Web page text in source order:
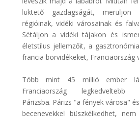
lüktető gazdagságát, merüljön
régióinak, vidéki városainak és
Sétáljon a vidéki tájakon és
életstílus jellemzőit, a
francia borvidékeket, Franciaország
Több mint 45 millió ember
Franciaország legkedveltebb
Párizsba. Párizs "a fények városa"
becenevekkel büszkélkedhet,